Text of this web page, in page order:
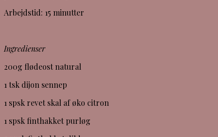
Arbejdstid: 15 minutter
Ingredienser
200g flødeost natural
1 tsk dijon sennep
1 spsk revet skal af øko citron
1 spsk finthakket purløg